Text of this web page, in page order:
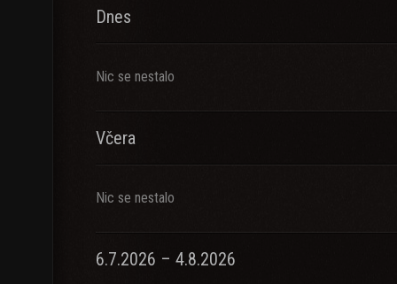
Dnes
Nic se nestalo
Včera
Nic se nestalo
6.7.2026 – 4.8.2026